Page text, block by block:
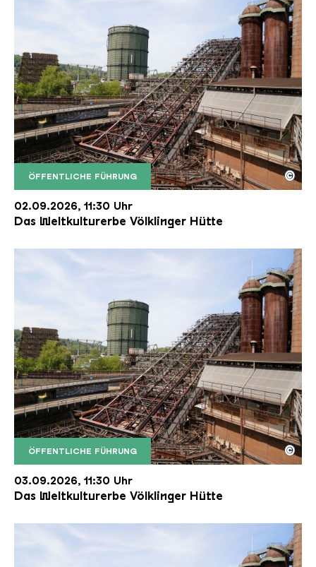
ÖFFENTLICHE FÜHRUNG
Der Erzschrägaufzug der Völklinger Hütte mit
Copyright: Weltkulturerbe Völklinger Hütte | Karl
©
02.09.2026, 11:30 Uhr
Das Weltkulturerbe Völklinger Hütte
ÖFFENTLICHE FÜHRUNG
Der Erzschrägaufzug der Völklinger Hütte mit
Copyright: Weltkulturerbe Völklinger Hütte | Karl
©
03.09.2026, 11:30 Uhr
Das Weltkulturerbe Völklinger Hütte